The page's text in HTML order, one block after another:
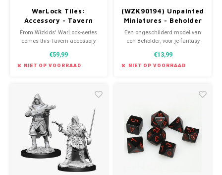
WarLock Tiles:
Accessory - Tavern
From Wizkids' WarLock-series
comes this Tavern accessory
€59,99
NIET OP VOORRAAD
(WZK90194) Unpainted
Miniatures - Beholder
(5E)
Een ongeschilderd model van
een Beholder, voor je fantasy
ready to paint!
€13,99
NIET OP VOORRAAD